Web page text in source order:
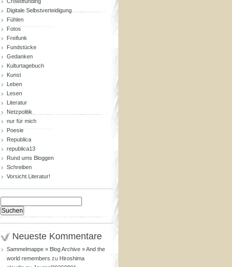
Digitale Selbstverteidigung
Fühlen
Fotos
Freifunk
Fundstücke
Gedanken
Kulturtagebuch
Kunst
Leben
Lesen
Literatur
Netzpolitik
nur für mich
Poesie
Republica
republica13
Rund ums Bloggen
Schreiben
Vorsicht Literatur!
nach:
Neueste Kommentare
Sammelmappe » Blog Archive » And the
world remembers zu Hiroshima